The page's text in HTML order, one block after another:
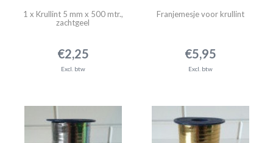
1 x Krullint 5 mm x 500 mtr.,
zachtgeel
€2,25
Excl. btw
Franjemesje voor krullint
€5,95
Excl. btw